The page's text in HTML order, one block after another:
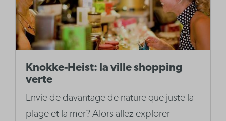
Knokke-Heist: la ville shopping
verte
Envie de davantage de nature que juste la
plage et la mer? Alors allez explorer